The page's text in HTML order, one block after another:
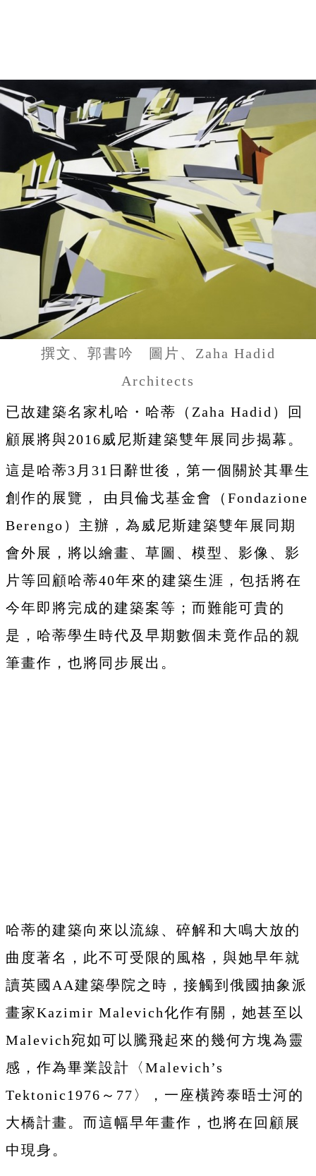
撰文、郭書吟 圖片、Zaha Hadid
Architects
已故建築名家札哈・哈蒂（Zaha Hadid）回
顧展將與2016威尼斯建築雙年展同步揭幕。
這是哈蒂3月31日辭世後，第一個關於其畢生
創作的展覽， 由貝倫戈基金會（Fondazione
Berengo）主辦，為威尼斯建築雙年展同期
會外展，將以繪畫、草圖、模型、影像、影
片等回顧哈蒂40年來的建築生涯，包括將在
今年即將完成的建築案等；而難能可貴的
是，哈蒂學生時代及早期數個未竟作品的親
筆畫作，也將同步展出。
哈蒂的建築向來以流線、碎解和大鳴大放的
曲度著名，此不可受限的風格，與她早年就
讀英國AA建築學院之時，接觸到俄國抽象派
畫家Kazimir Malevich化作有關，她甚至以
Malevich宛如可以騰飛起來的幾何方塊為靈
感，作為畢業設計〈Malevich’s
Tektonic1976～77〉，一座橫跨泰晤士河的
大橋計畫。而這幅早年畫作，也將在回顧展
中現身。